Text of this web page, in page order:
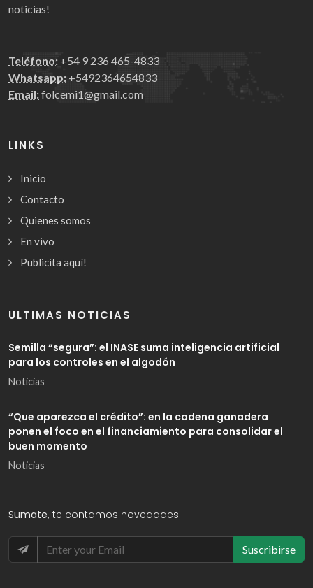
noticias!
Teléfono: +54 9 236 465-4833
Whatsapp: +5492364654833
Email:folcemi1@gmail.com
LINKS
Inicio
Contacto
Quienes somos
En vivo
Publicita aquí!
ULTIMAS NOTICIAS
Semilla “segura”: el INASE suma inteligencia artificial
para los controles en el algodón
Noticias
“Que aparezca el crédito”: en la cadena ganadera
ponen el foco en el financiamiento para consolidar el
buen momento
Noticias
Sumate, te contamos novedades!
Suscribirse